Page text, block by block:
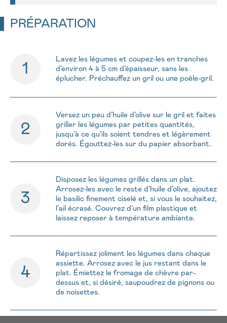
PRÉPARATION
Lavez les légumes et coupez-les en tranches
d’environ 4 à 5 cm d’épaisseur, sans les
éplucher. Préchauffez un gril ou une poêle-gril.
Versez un peu d’huile d’olive sur le gril et faites
griller les légumes par petites quantités,
jusqu’à ce qu’ils soient tendres et légèrement
dorés. Égouttez-les sur du papier absorbant.
Disposez les légumes grillés dans un plat.
Arrosez-les avec le reste d’huile d’olive, ajoutez
le basilic finement ciselé et, si vous le souhaitez,
l’ail écrasé. Couvrez d’un film plastique et
laissez reposer à température ambiante.
Répartissez joliment les légumes dans chaque
assiette. Arrosez avec le jus restant dans le
plat. Émiettez le fromage de chèvre par-
dessus et, si désiré, saupoudrez de pignons ou
de noisettes.